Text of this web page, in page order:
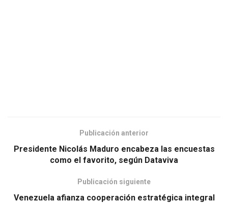
Publicación anterior
Presidente Nicolás Maduro encabeza las encuestas
como el favorito, según Dataviva
Publicación siguiente
Venezuela afianza cooperación estratégica integral